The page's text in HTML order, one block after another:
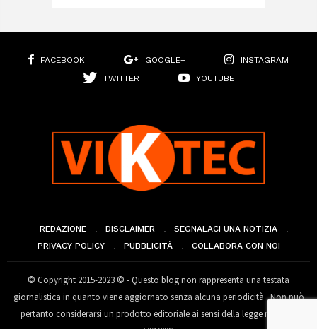
FACEBOOK GOOGLE+
INSTAGRAM
TWITTER
YOUTUBE
REDAZIONE DISCLAIMER
SEGNALACI UNA NOTIZIA
PRIVACY POLICY
PUBBLICITÀ COLLABORA CON NOI
© Copyright 2015-2023 © - Questo blog non rappresenta una testata
giornalistica in quanto viene aggiornato senza alcuna periodicità . Non può
pertanto considerarsi un prodotto editoriale ai sensi della legge n° 62 del